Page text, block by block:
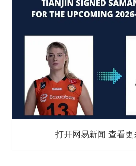
打开网易新闻 查看更